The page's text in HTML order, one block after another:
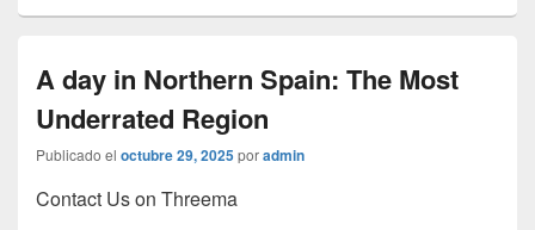
A day in Northern Spain: The Most
Underrated Region
Publicado el octubre 29, 2025poradmin
Contact Us on Threema